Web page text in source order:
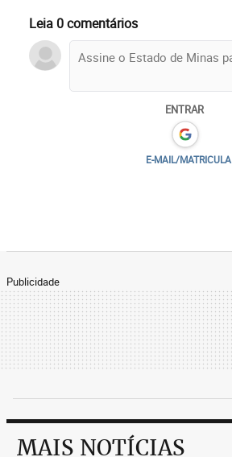
Leia 0 comentários
ENTRAR
E-MAIL/MATRICULA
Publicidade
MAIS NOTÍCIAS